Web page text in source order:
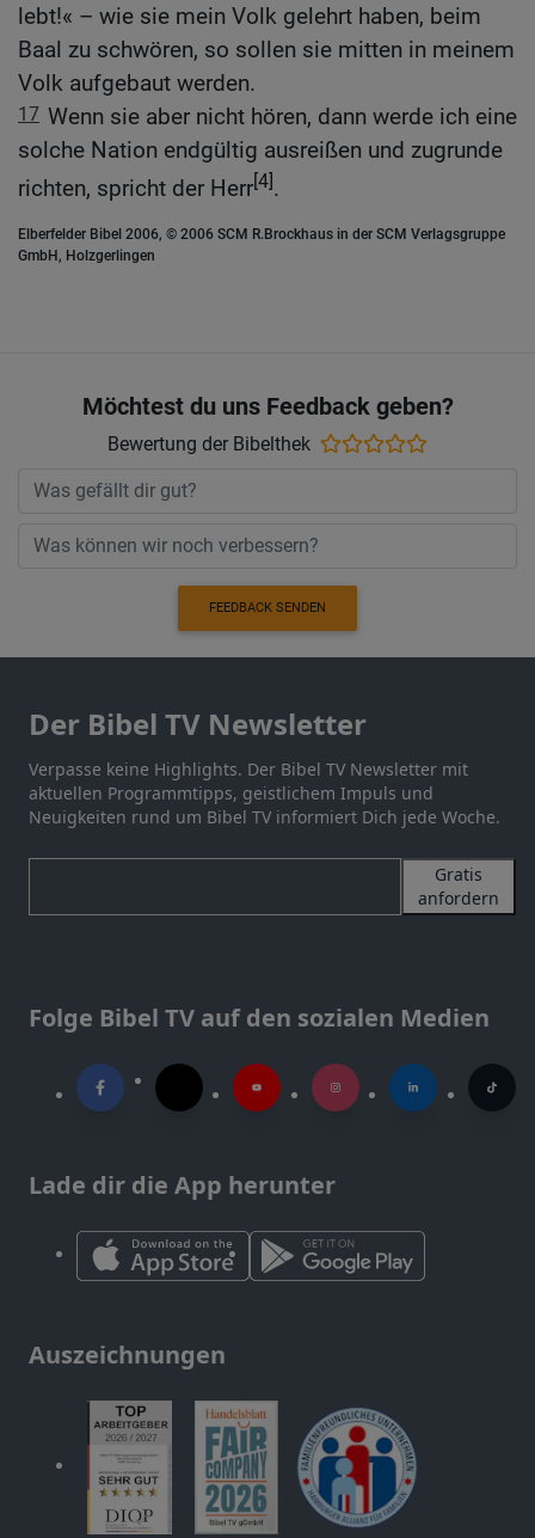
lebt!« – wie sie mein Volk gelehrt haben, beim
Baal zu schwören, so sollen sie mitten in meinem
Volk aufgebaut werden.
17 Wenn sie aber nicht hören, dann werde ich eine
solche Nation endgültig ausreißen und zugrunde
richten, spricht der Herr[4].
Elberfelder Bibel 2006, © 2006 SCM R.Brockhaus in der SCM Verlagsgruppe
GmbH, Holzgerlingen
Möchtest du uns Feedback geben?
Bewertung der Bibelthek
FEEDBACK SENDEN
Der Bibel TV Newsletter
Verpasse keine Highlights. Der Bibel TV Newsletter mit
aktuellen Programmtipps, geistlichem Impuls und
Neuigkeiten rund um Bibel TV informiert Dich jede Woche.
Gratis
anfordern
Folge Bibel TV auf den sozialen Medien
Lade dir die App herunter
Auszeichnungen